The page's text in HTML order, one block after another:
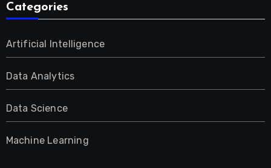
Categories
Artificial Intelligence
Data Analytics
Data Science
Machine Learning